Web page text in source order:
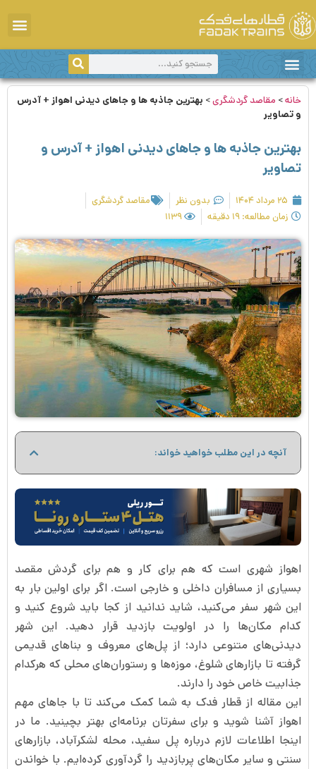
خانه> مقاصد گردشگری> بهترین جاذبه ها و جاهای دیدنی اهواز + آدرس
و تصاویر
بهترین جاذبه ها و جاهای دیدنی اهواز + آدرس و
تصاویر
۲۵ مرداد ۱۴۰۴ بدون نظر
مقاصد گردشگری
زمان مطالعه: ۱۹ دقیقه
۱۱۳۹
آنچه در این مطلب خواهید خواند:
اهواز شهری است که هم برای کار و هم برای گردش مقصد
بسیاری از مسافران داخلی و خارجی است. اگر برای اولین بار به
این شهر سفر می‌کنید، شاید ندانید از کجا باید شروع کنید و
کدام مکان‌ها را در اولویت بازدید قرار دهید. این شهر
دیدنی‌های متنوعی دارد؛ از پل‌های معروف و بناهای قدیمی
گرفته تا بازارهای شلوغ، موزه‌ها و رستوران‌های محلی که هرکدام
جذابیت خاص خود را دارند.
این مقاله از قطار فدک به شما کمک می‌کند تا با جاهای مهم
اهواز آشنا شوید و برای سفرتان برنامه‌ای بهتر بچینید. ما در
اینجا اطلاعات لازم درباره پل سفید، محله لشکرآباد، بازارهای
سنتی و سایر مکان‌های پربازدید را گردآوری کرده‌ایم. با خواندن